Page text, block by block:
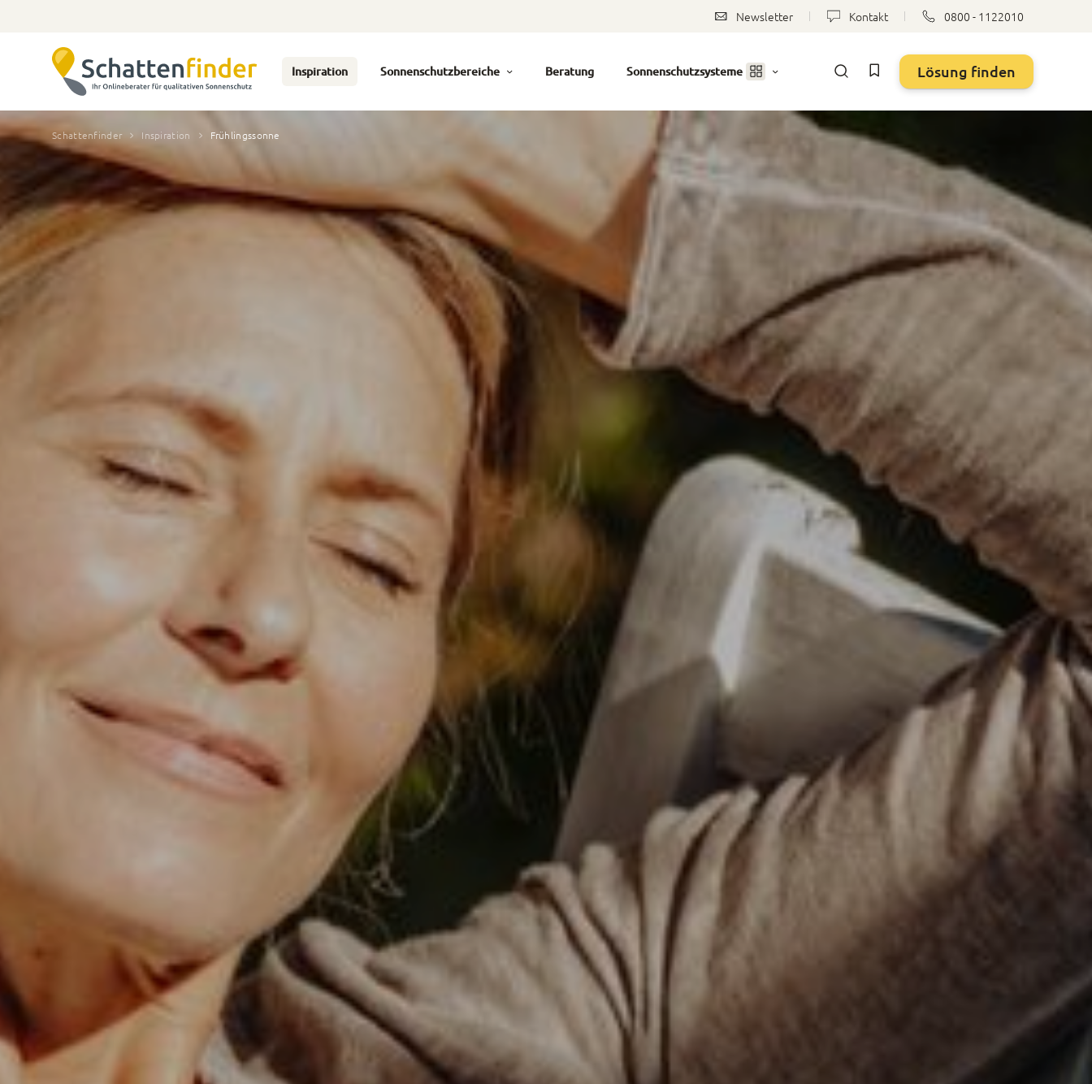
Newsletter Kontakt 0800 - 1122010
Inspiration Sonnenschutzbereiche Beratung Sonnenschutzsysteme Lösung finden
Schattenfinder Inspiration Frühlingssonne